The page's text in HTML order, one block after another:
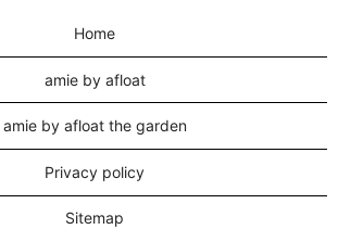
Home
amie by afloat
amie by afloat the garden
Privacy policy
Sitemap